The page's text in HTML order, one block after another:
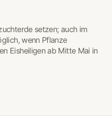
setzen; auch im
wenn Pflanze
Eisheiligen ab Mitte Mai in